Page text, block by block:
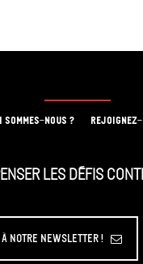
SOMMES-NOUS ?
les défis
à Notre Newsletter !